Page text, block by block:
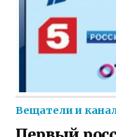
Вещатели и